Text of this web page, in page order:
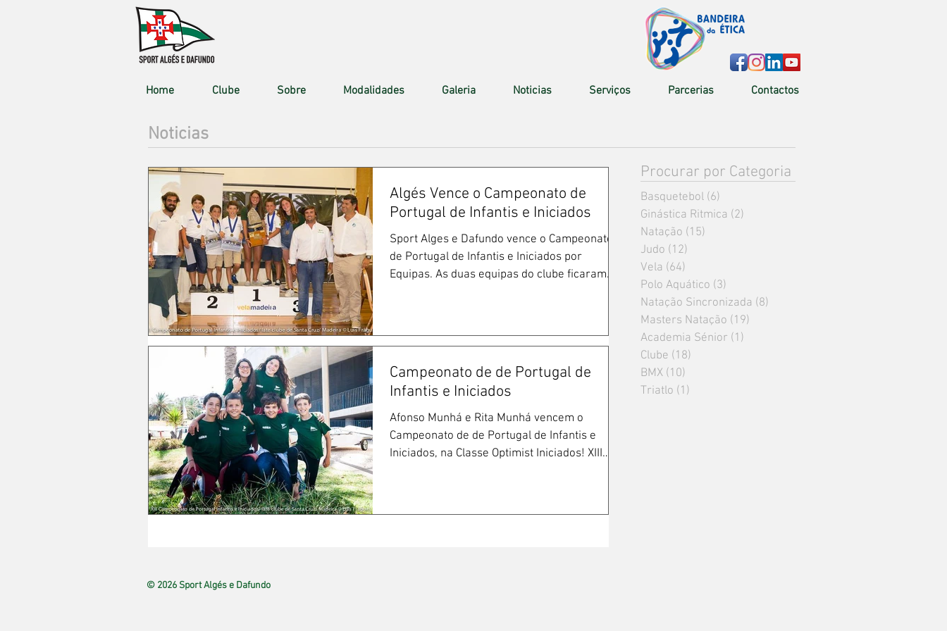
Home Clube Sobre Modalidades Galeria Noticias Serviços Parcerias Contactos
Noticias
Algés Vence o Campeonato de
Portugal de Infantis e Iniciados
Sport Alges e Dafundo vence o Campeonato
de Portugal de Infantis e Iniciados por
Equipas. As duas equipas do clube ficaram
Campeonato de de Portugal de
Infantis e Iniciados
Afonso Munhá e Rita Munhá vencem o
Campeonato de de Portugal de Infantis e
Iniciados, na Classe Optimist Iniciados! XIII
Procurar por Categoria
Basquetebol (6)
Ginástica Ritmica (2)
Natação (15)
Judo (12)
Vela (64)
Polo Aquático (3)
Natação Sincronizada (8)
Masters Natação (19)
Academia Sénior (1)
Clube (18)
BMX (10)
Triatlo (1)
© 2026 Sport Algés e Dafundo